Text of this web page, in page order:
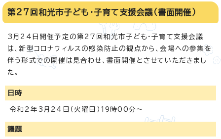
第27回和光市子ども・子育て支援会議（書面開催）
3月24日開催予定の第27回和光市子ども・子育て支援会議
は、新型コロナウィルスの感染防止の観点から、会場への参集を
伴う形式での開催は見合わせ、書面開催とさせていただきまし
た。
日時
令和2年3月24日（火曜日）19時00分～
議題